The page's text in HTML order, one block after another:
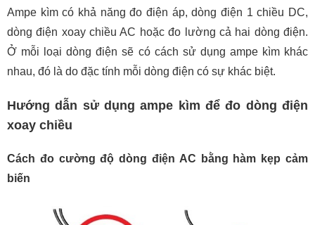
Ampe kìm có khả năng đo điện áp, dòng điện 1 chiều DC,
dòng điện xoay chiều AC hoặc đo lường cả hai dòng điện.
Ở mỗi loại dòng điện sẽ có cách sử dụng ampe kìm khác
nhau, đó là do đặc tính mỗi dòng điện có sự khác biệt.
Hướng dẫn sử dụng ampe kìm để đo dòng điện
xoay chiều
Cách đo cường độ dòng điện AC bằng hàm kẹp cảm
biến